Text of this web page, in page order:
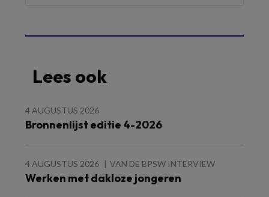
Lees ook
4 AUGUSTUS 2026
Bronnenlijst editie 4-2026
4 AUGUSTUS 2026 VAN DE BPSW INTERVIEW
Werken met dakloze jongeren